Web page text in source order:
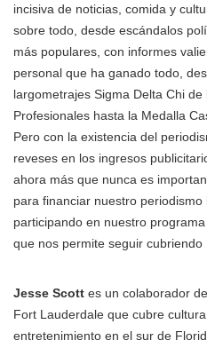
incisiva de noticias, comida y
sobre todo, desde escándalos
más populares, con informes
personal que ha ganado todo,
largometrajes Sigma Delta Chi
Profesionales hasta la Medalla
Pero con la existencia del
reveses en los ingresos
ahora más que nunca es
para financiar nuestro
participando en nuestro
que nos permite seguir
Jesse Scott es un colaborador de
Fort Lauderdale que cubre
entretenimiento en el sur de